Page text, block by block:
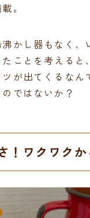
。
かし器もなく、
ことを考えると
が出てくるなん
ではないか？
！ワクワク